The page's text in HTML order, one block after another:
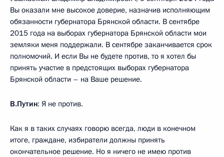
Вы оказали мне высокое доверие, назначив исполняющим
обязанности губернатора Брянской области. В сентябре
2015 года на выборах губернатора Брянской области мои
земляки меня поддержали. В сентябре заканчивается срок
полномочий. И если Вы не будете против, то я хотел бы
принять участие в предстоящих выборах губернатора
Брянской области – на Ваше решение.
В.Путин: Я не против.
Как я в таких случаях говорю всегда, люди в конечном
итоге, граждане, избиратели должны принять
окончательное решение. Но я ничего не имею против